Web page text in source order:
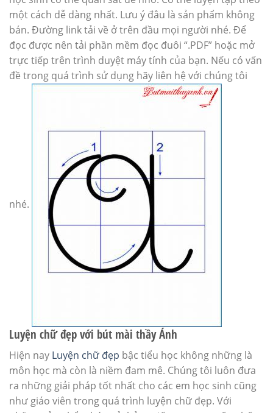
một cách dễ dàng nhất. Lưu ý đâu là sản phẩm không
bán. Đường link tải về ở trên đầu mọi người nhé. Để
đọc được nên tải phần mềm đọc đuôi “.PDF” hoặc mở
trực tiếp trên trình duyệt máy tính của bạn. Nếu có vấn
đề trong quá trình sử dụng hãy liên hệ với chúng tôi
nhé.
Luyện chữ đẹp với bút mài thầy Ánh
Hiện nay Luyện chữ đẹp bậc tiểu học không những là
môn học mà còn là niềm đam mê. Chúng tôi luôn đưa
ra những giải pháp tốt nhất cho các em học sinh cũng
như giáo viên trong quá trình luyện chữ đẹp. Với